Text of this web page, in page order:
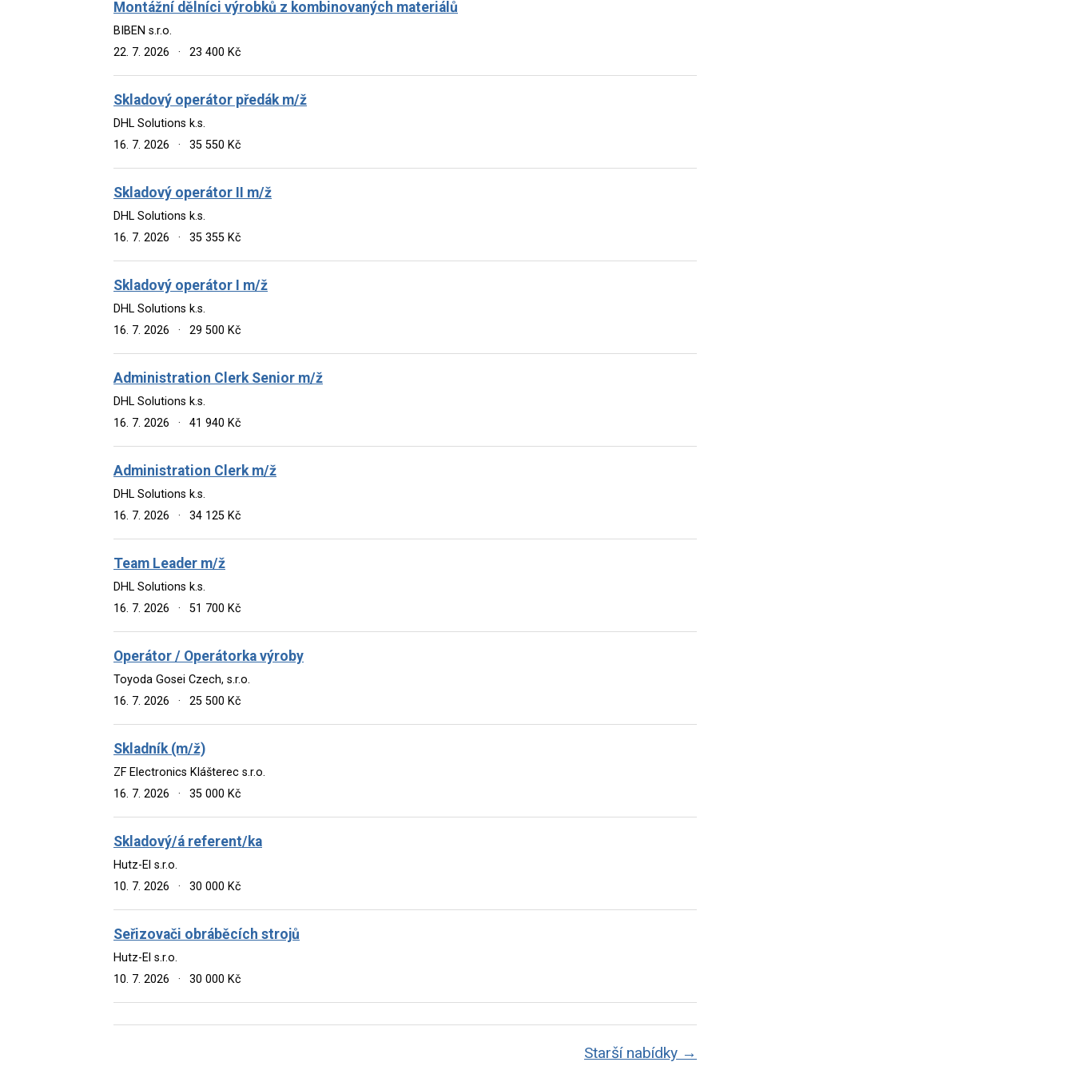
Montážní dělníci výrobků z kombinovaných materiálů
BIBEN s.r.o.
22. 7. 2026
· 23 400 Kč
Skladový operátor předák m/ž
DHL Solutions k.s.
16. 7. 2026
· 35 550 Kč
Skladový operátor II m/ž
DHL Solutions k.s.
16. 7. 2026
· 35 355 Kč
Skladový operátor I m/ž
DHL Solutions k.s.
16. 7. 2026
· 29 500 Kč
Administration Clerk Senior m/ž
DHL Solutions k.s.
16. 7. 2026
· 41 940 Kč
Administration Clerk m/ž
DHL Solutions k.s.
16. 7. 2026
· 34 125 Kč
Team Leader m/ž
DHL Solutions k.s.
16. 7. 2026
· 51 700 Kč
Operátor / Operátorka výroby
Toyoda Gosei Czech, s.r.o.
16. 7. 2026
· 25 500 Kč
Skladník (m/ž)
ZF Electronics Klášterec s.r.o.
16. 7. 2026
· 35 000 Kč
Skladový/á referent/ka
Hutz-El s.r.o.
10. 7. 2026
· 30 000 Kč
Seřizovači obráběcích strojů
Hutz-El s.r.o.
10. 7. 2026
· 30 000 Kč
Starší nabídky →